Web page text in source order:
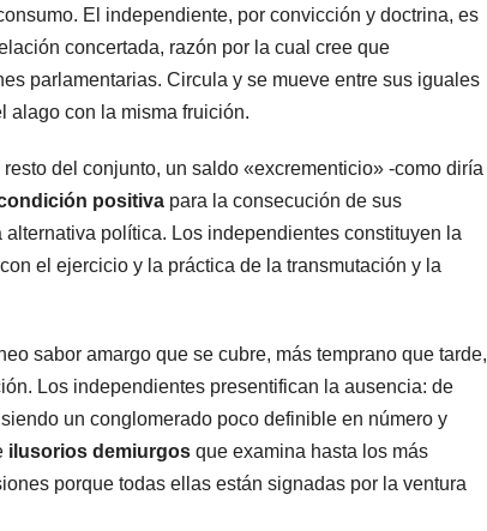
El independiente, por convicción y doctrina, es
concertada, razón por la cual cree que
parlamentarias. Circula y se mueve entre sus iguales
alago con la misma fruición.
del conjunto, un saldo «excrementicio» -como diría
positiva para la consecución de sus
política. Los independientes constituyen la
el ejercicio y la práctica de la transmutación y la
sabor amargo que se cubre, más temprano que tarde,
Los independientes presentifican la ausencia: de
un conglomerado poco definible en número y
ilusorios demiurgos que examina hasta los más
porque todas ellas están signadas por la ventura